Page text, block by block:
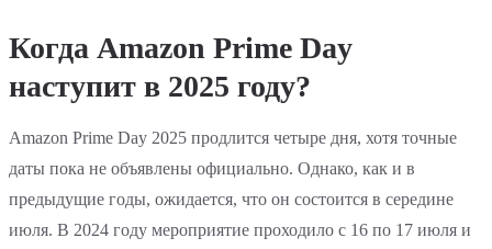
Когда Amazon Prime Day
наступит в 2025 году?
Amazon Prime Day 2025 продлится четыре дня, хотя точные
даты пока не объявлены официально. Однако, как и в
предыдущие годы, ожидается, что он состоится в середине
июля. В 2024 году мероприятие проходило с 16 по 17 июля и